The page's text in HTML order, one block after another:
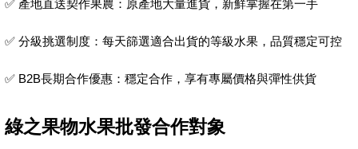
✅ 產地直送契作果農：原產地大量進貨，新鮮掌握在第一手
✅ 分級挑選制度：每天篩選適合出貨的等級水果，品質穩定可控
✅ B2B長期合作優惠：穩定合作，享有專屬價格與彈性供貨
綠之果物水果批發合作對象